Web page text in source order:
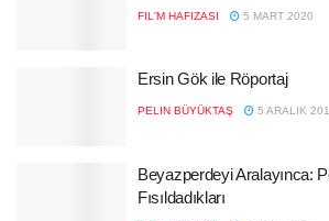
FIL'M HAFIZASI 5 MART 2020
Ersin Gök ile Röportaj
PELIN BÜYÜKTAŞ 5 ARALIK
Beyazperdeyi Aralayınca:
Fısıldadıkları